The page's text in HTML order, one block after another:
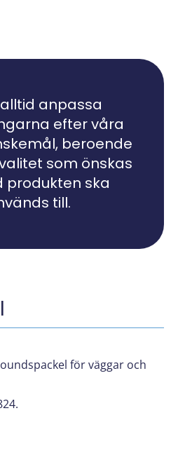
anpassa
efter våra
beroende
som önskas
produkten ska
till.
för väggar och